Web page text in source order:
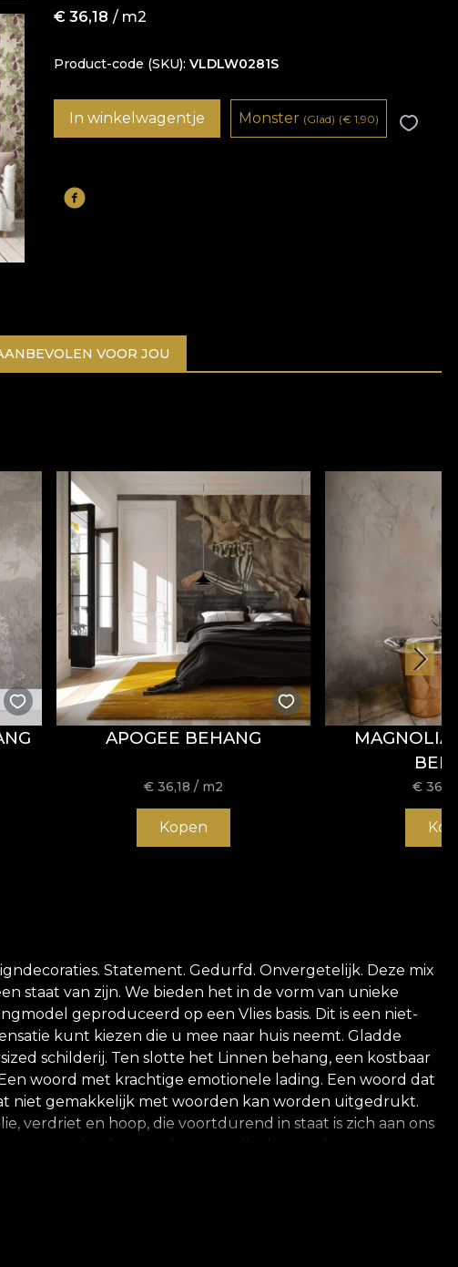
€36,18 / m2
Product-code (SKU) VLDLW0281S
In winkelwagentje Monster (Glad) (€1,90)
VOOR JOU
APOGEE BEHANG
€36,18 / m2
Kopen
MAGNOLIA
€
Statement. Gedurfd. Onvergetelijk. Deze mix
staat van zijn. We bieden het in de vorm van unieke
geproduceerd op een Vlies basis. Dit is een niet-
kunt kiezen die u mee naar huis neemt. Gladde
schilderij. Ten slotte het Linnen behang, een kostbaar
woord met krachtige emotionele lading. Een woord dat
niet gemakkelijk met woorden kan worden uitgedrukt.
verdriet en hoop, die voortdurend in staat is zich aan ons
degenen die terug naar hun roots willen. Dor voor alles
die dansen met mooie meisjes worden in de ziel